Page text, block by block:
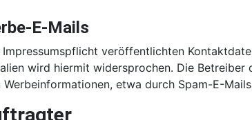
E-Mails
veröffentlichten
wird hiermit widersprochen. Die
etwa durch Spam-E-